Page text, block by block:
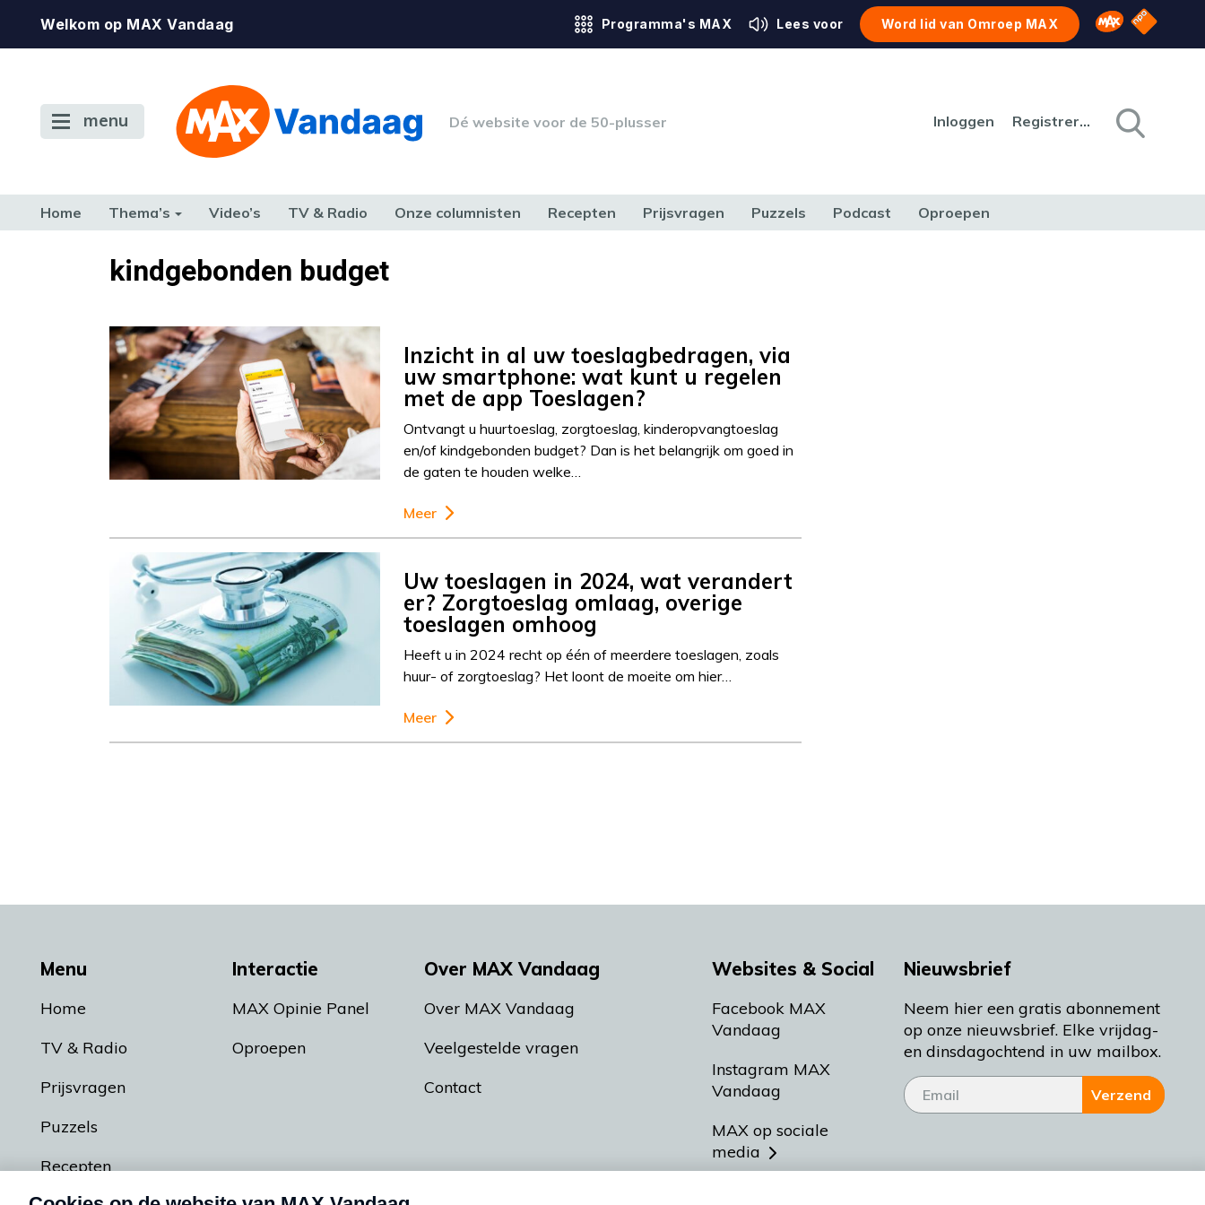
Welkom op MAX Vandaag Programma's MAX Lees voor Word lid van Omroep MAX Omroep MAX
NPO
menu Dé website voor de 50-plusser Inloggen Registreren
Home Thema’s Video’s TV & Radio Onze columnisten Recepten Prijsvragen Puzzels Podcast Oproepen
TERUG NAAR TOENkindgebonden budget
Inzicht in al uw toeslagbedragen, via
uw smartphone: wat kunt u regelen
met de app Toeslagen?
Ontvangt u huurtoeslag, zorgtoeslag, kinderopvangtoeslag
en/of kindgebonden budget? Dan is het belangrijk om goed in
de gaten te houden welke…
Meer
Uw toeslagen in 2024, wat verandert
er? Zorgtoeslag omlaag, overige
toeslagen omhoog
Heeft u in 2024 recht op één of meerdere toeslagen, zoals
huur- of zorgtoeslag? Het loont de moeite om hier…
Meer
Menu
Home
TV & Radio
Prijsvragen
Puzzels
Recepten
Interactie
MAX Opinie Panel
Oproepen
Over MAX Vandaag
Over MAX Vandaag
Veelgestelde vragen
Contact
Websites & Social
Facebook MAX
Vandaag
Instagram MAX
Vandaag
MAX op sociale
media
Nieuwsbrief
Neem hier een gratis abonnement
op onze nieuwsbrief. Elke vrijdag-
en dinsdagochtend in uw mailbox.
Verzend